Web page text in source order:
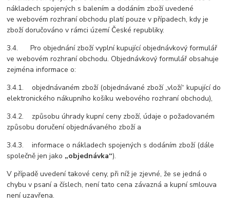
nákladech spojených s balením a dodáním zboží uvedené
ve webovém rozhraní obchodu platí pouze v případech, kdy je
zboží doručováno v rámci území České republiky.
3.4. Pro objednání zboží vyplní kupující objednávkový formulář
ve webovém rozhraní obchodu. Objednávkový formulář obsahuje
zejména informace o:
3.4.1. objednávaném zboží (objednávané zboží „vloží“ kupující do
elektronického nákupního košíku webového rozhraní obchodu),
3.4.2. způsobu úhrady kupní ceny zboží, údaje o požadovaném
způsobu doručení objednávaného zboží a
3.4.3. informace o nákladech spojených s dodáním zboží (dále
společně jen jako „objednávka“).
V případě uvedení takové ceny, při níž je zjevné, že se jedná o
chybu v psaní a číslech, není tato cena závazná a kupní smlouva
není uzavřena.